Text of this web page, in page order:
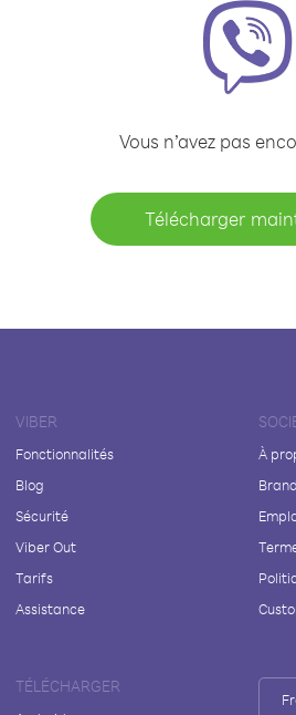
Vous n’avez pas
Télécharger
VIBER
Fonctionnalités
Blog
Sécurité
Viber Out
Tarifs
Assistance
À
TÉLÉCHARGER